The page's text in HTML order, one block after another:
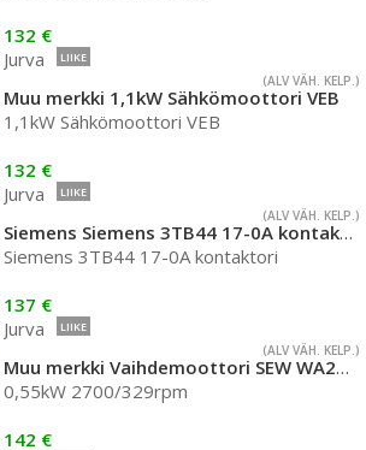
132 €
Jurva
LIIKE
(ALV VÄH. KELP.)
Muu merkki 1,1kW Sähkömoottori VEB
1,1kW Sähkömoottori VEB
132 €
Jurva
LIIKE
(ALV VÄH. KELP.)
Siemens Siemens 3TB44 17-0A kontaktori
Siemens 3TB44 17-0A kontaktori
137 €
Jurva
LIIKE
(ALV VÄH. KELP.)
Muu merkki Vaihdemoottori SEW WA20 DT7D2
0,55kW 2700/329rpm
142 €